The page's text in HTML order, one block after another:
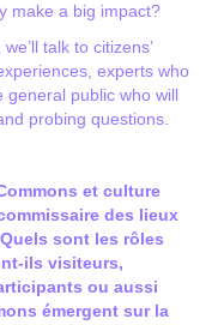
make a big impact?
talk to citizens’
experts who
general public who will
probing questions.
et culture
des lieux
sont les rôles
ils visiteurs,
ou aussi
émergent sur la